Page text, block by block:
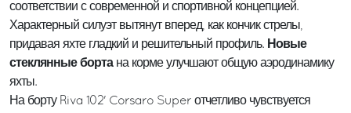
соответствии с современной и спортивной концепцией.
Характерный силуэт вытянут вперед, как кончик стрелы,
придавая яхте гладкий и решительный профиль. Новые
стеклянные бортана корме улучшают общую аэродинамику
яхты.
На борту Riva 102' Corsaro Super отчетливо чувствуется